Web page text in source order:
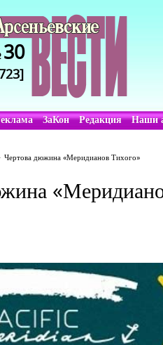
30
ЗаКон Редакция Наши
Чертова дюжина «Меридианов Тихого»